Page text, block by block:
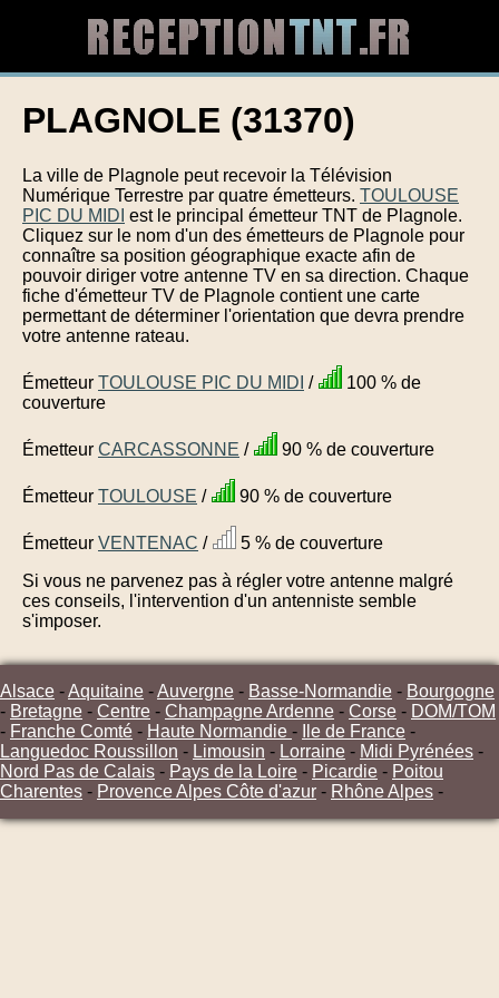
PLAGNOLE (31370)
La ville de Plagnole peut recevoir la Télévision
Numérique Terrestre par quatre émetteurs. TOULOUSE
PIC DU MIDI est le principal émetteur TNT de Plagnole.
Cliquez sur le nom d'un des émetteurs de Plagnole pour
connaître sa position géographique exacte afin de
pouvoir diriger votre antenne TV en sa direction. Chaque
fiche d'émetteur TV de Plagnole contient une carte
permettant de déterminer l'orientation que devra prendre
votre antenne rateau.
Émetteur TOULOUSE PIC DU MIDI /
100 % de
couverture
Émetteur CARCASSONNE / 90 % de couverture
Émetteur TOULOUSE / 90 % de couverture
Émetteur VENTENAC /
5 % de couverture
Si vous ne parvenez pas à régler votre antenne malgré
ces conseils, l'intervention d'un antenniste semble
s'imposer.
Alsace -Aquitaine -Auvergne - Basse-Normandie - Bourgogne
- Bretagne - Centre - Champagne Ardenne - Corse - DOM/TOM
- Franche Comté - Haute Normandie - Ile de France -
Languedoc Roussillon - Limousin - Lorraine - Midi Pyrénées -
Nord Pas de Calais - Pays de la Loire - Picardie - Poitou
Charentes - Provence Alpes Côte d'azur - Rhône Alpes -